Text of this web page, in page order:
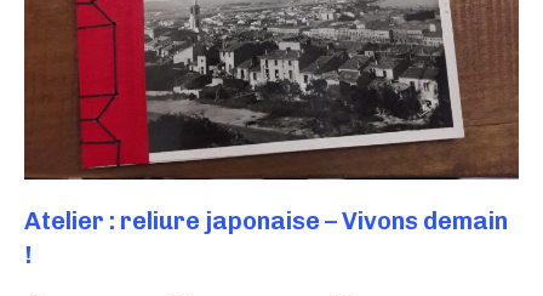
Atelier : reliure japonaise – Vivons demain
!